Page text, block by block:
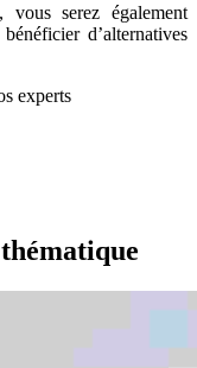
serez également
d’alternatives
experts